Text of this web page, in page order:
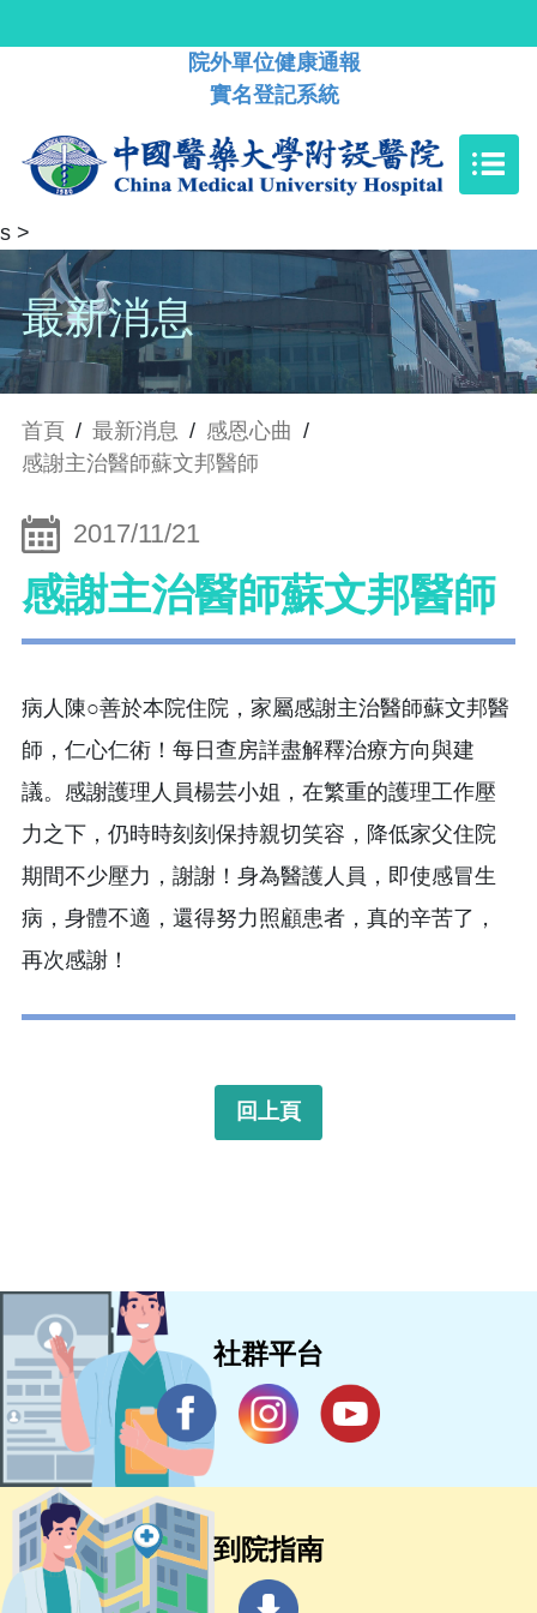
院外單位健康通報
實名登記系統
s >
最新消息
首頁 / 最新消息 / 感恩心曲 /
感謝主治醫師蘇文邦醫師
2017/11/21
感謝主治醫師蘇文邦醫師
病人陳○善於本院住院，家屬感謝主治醫師蘇文邦醫
師，仁心仁術！每日查房詳盡解釋治療方向與建
議。感謝護理人員楊芸小姐，在繁重的護理工作壓
力之下，仍時時刻刻保持親切笑容，降低家父住院
期間不少壓力，謝謝！身為醫護人員，即使感冒生
病，身體不適，還得努力照顧患者，真的辛苦了，
再次感謝！
回上頁
社群平台
到院指南